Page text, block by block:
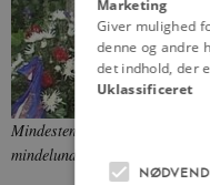
Mindesten for de otte
mindelunden i Hvidsten nord
Marketing
Giver mulighed
denne og andre
det indhold, der
Uklassificeret